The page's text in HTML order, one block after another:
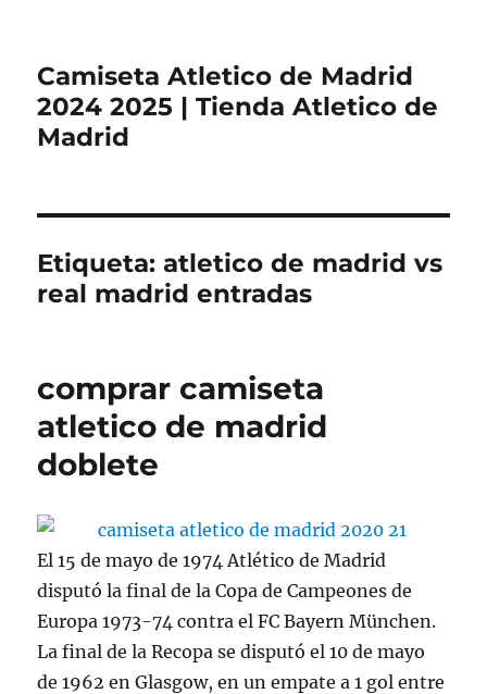
Camiseta Atletico de Madrid
2024 2025 | Tienda Atletico de
Madrid
Etiqueta:atletico de madrid vs
real madrid entradas
comprar camiseta
atletico de madrid
doblete
El 15 de mayo de 1974 Atlético de Madrid
disputó la final de la Copa de Campeones de
Europa 1973-74 contra el FC Bayern München.
La final de la Recopa se disputó el 10 de mayo
de 1962 en Glasgow, en un empate a 1 gol entre